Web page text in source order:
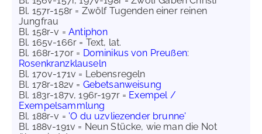
Bl. 157r-158r = Zwölf Tugenden einer reinen
Jungfrau
Bl. 158r-v =Antiphon
Bl. 165v-166r = Text, lat.
Bl. 168r-170r = Dominikus von Preußen:
Rosenkranzklauseln
Bl. 170v-171v = Lebensregeln
Bl. 178r-182v = Gebetsanweisung
Bl. 183r-187v, 196r-197r = Exempel /
Exempelsammlung
Bl. 188r-v = 'O du uzvliezender brunne'
Bl. 188v-191v = Neun Stücke, wie man die Not